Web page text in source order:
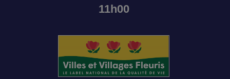
11h00